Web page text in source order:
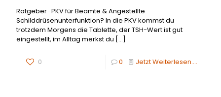
Ratgeber · PKV für Beamte & Angestellte
Schilddrüsenunterfunktion? In die PKV kommst du
trotzdem Morgens die Tablette, der TSH-Wert ist gut
eingestellt, im Alltag merkst du […]
0 0 Jetzt Weiterlesen....